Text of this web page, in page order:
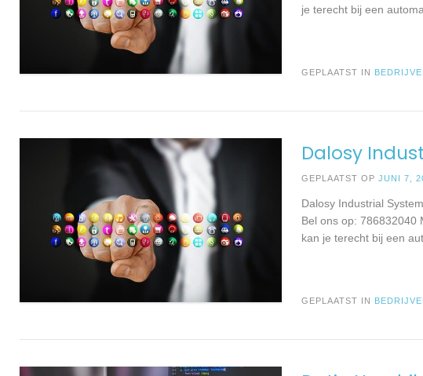
je terecht bij een
GEPLAATST IN
Dalosy
GEPLAATST OPJUNI 7,
Dalosy Industrial
Bel ons op:
kan je terecht bij een
GEPLAATST IN